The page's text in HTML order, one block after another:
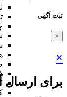
ثبت آگهی
×
×
برای ارسال